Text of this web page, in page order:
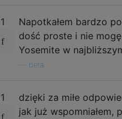
1
Napotkałem bardzo
dość proste i nie
Yosemite w
beta
1
dzięki za miłe
jak już wspomniałem,